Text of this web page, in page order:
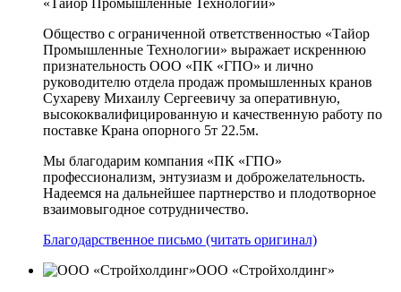
«Тайор Промышленные Технологии»
Общество с ограниченной ответственностью «Тайор
Промышленные Технологии» выражает искреннюю
признательность ООО «ПК «ГПО» и лично
руководителю отдела продаж промышленных кранов
Сухареву Михаилу Сергеевичу за оперативную,
высококвалифицированную и качественную работу по
поставке Крана опорного 5т 22.5м.
Мы благодарим компания «ПК «ГПО»
профессионализм, энтузиазм и доброжелательность.
Надеемся на дальнейшее партнерство и плодотворное
взаимовыгодное сотрудничество.
Благодарственное письмо (читать оригинал)
ООО «Стройхолдинг»